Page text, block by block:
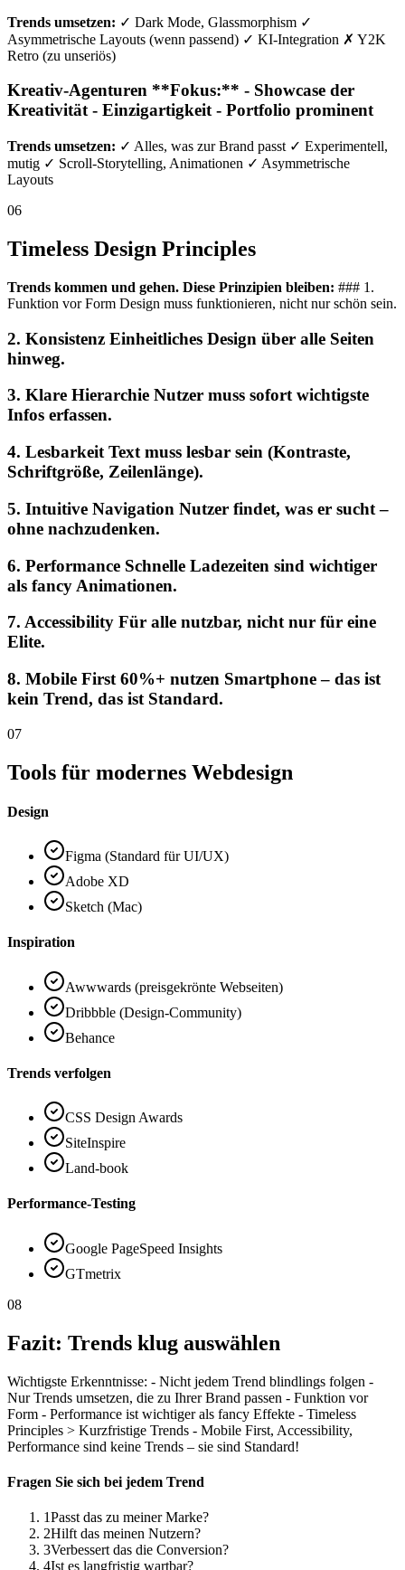
Trends umsetzen: ✓ Dark Mode, Glassmorphism ✓
Asymmetrische Layouts (wenn passend) ✓ KI-Integration ✗ Y2K
Retro (zu unseriös)
Kreativ-Agenturen **Fokus:** - Showcase der
Kreativität - Einzigartigkeit - Portfolio prominent
Trends umsetzen: ✓ Alles, was zur Brand passt ✓ Experimentell,
mutig ✓ Scroll-Storytelling, Animationen ✓ Asymmetrische
Layouts
06
Timeless Design Principles
Trends kommen und gehen. Diese Prinzipien bleiben: ### 1.
Funktion vor Form Design muss funktionieren, nicht nur schön sein.
2. Konsistenz Einheitliches Design über alle Seiten
hinweg.
3. Klare Hierarchie Nutzer muss sofort wichtigste
Infos erfassen.
4. Lesbarkeit Text muss lesbar sein (Kontraste,
Schriftgröße, Zeilenlänge).
5. Intuitive Navigation Nutzer findet, was er sucht –
ohne nachzudenken.
6. Performance Schnelle Ladezeiten sind wichtiger
als fancy Animationen.
7. Accessibility Für alle nutzbar, nicht nur für eine
Elite.
8. Mobile First 60%+ nutzen Smartphone – das ist
kein Trend, das ist Standard.
07
Tools für modernes Webdesign
Design
Figma (Standard für UI/UX)
Adobe XD
Sketch (Mac)
Inspiration
Awwwards (preisgekrönte Webseiten)
Dribbble (Design-Community)
Behance
Trends verfolgen
CSS Design Awards
SiteInspire
Land-book
Performance-Testing
Google PageSpeed Insights
GTmetrix
08
Fazit: Trends klug auswählen
Wichtigste Erkenntnisse: - Nicht jedem Trend blindlings folgen -
Nur Trends umsetzen, die zu Ihrer Brand passen - Funktion vor
Form - Performance ist wichtiger als fancy Effekte - Timeless
Principles > Kurzfristige Trends - Mobile First, Accessibility,
Performance sind keine Trends – sie sind Standard!
Fragen Sie sich bei jedem Trend
1Passt das zu meiner Marke?
2Hilft das meinen Nutzern?
3Verbessert das die Conversion?
4Ist es langfristig wartbar?